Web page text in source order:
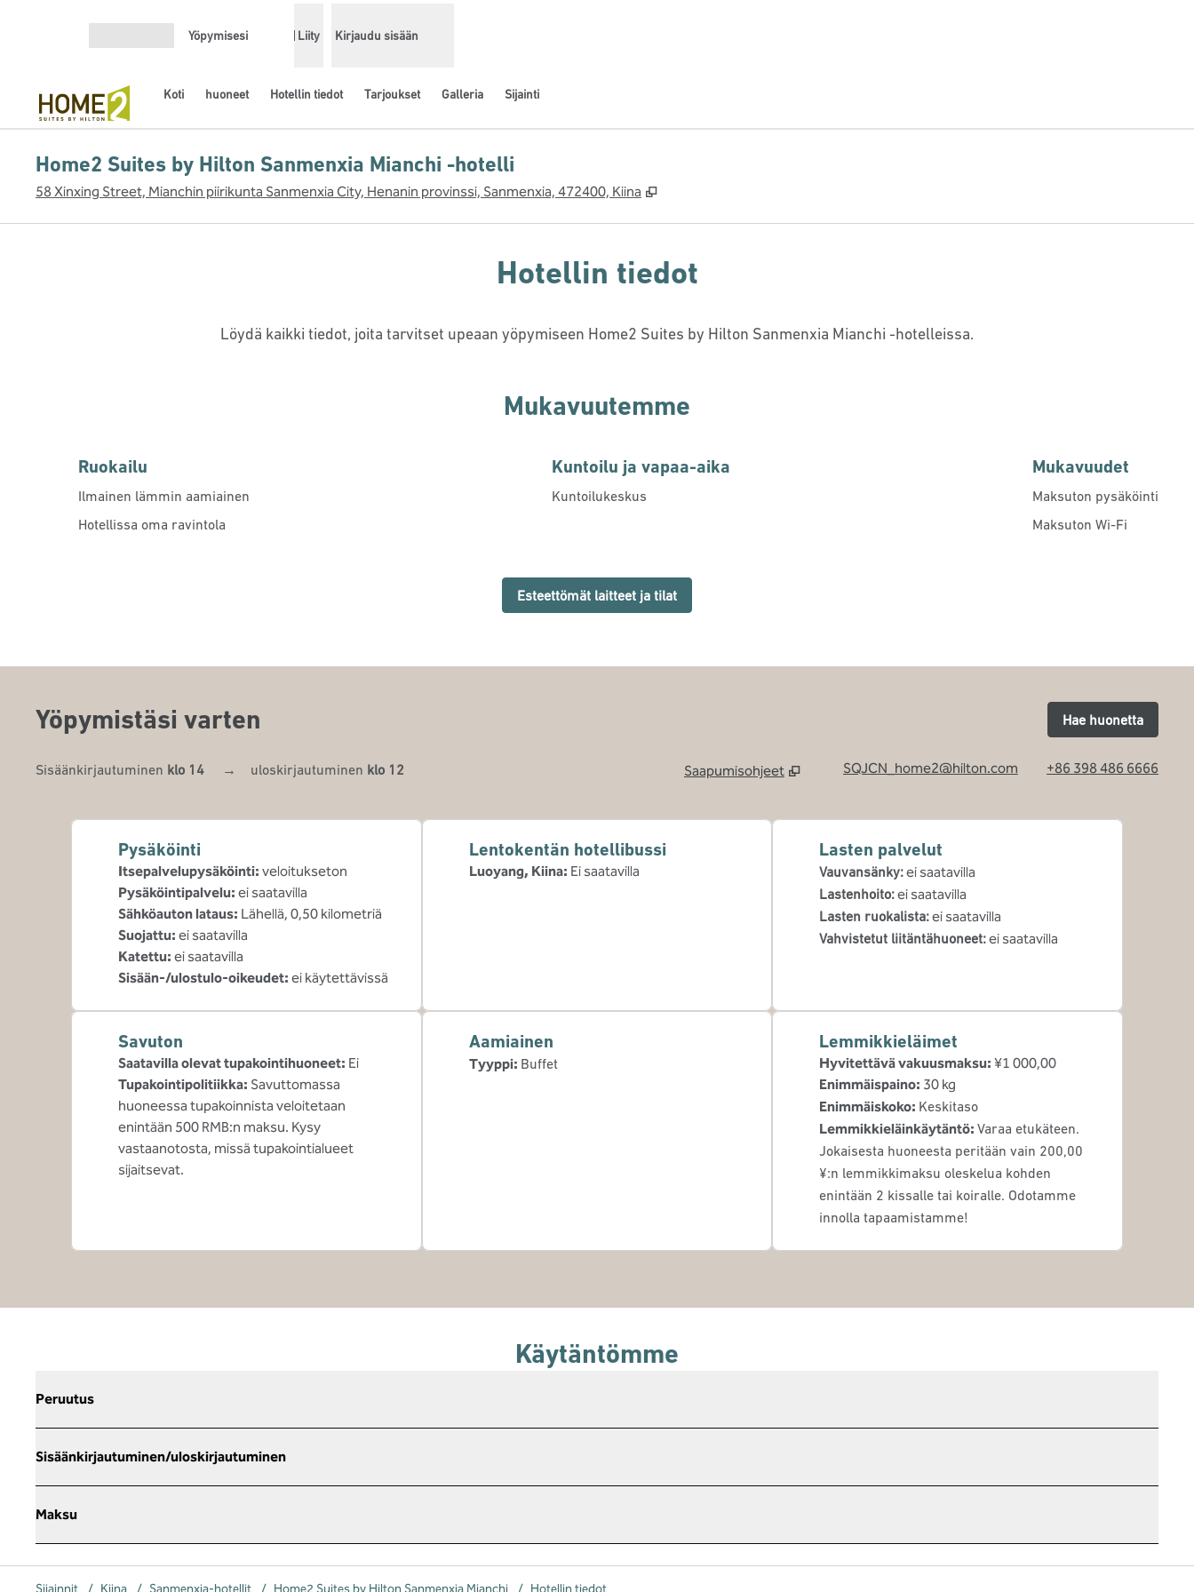
Yöpymisesi Liity Kirjaudu sisään
Koti huoneet Hotellin tiedot Tarjoukset Galleria Sijainti
Home2 Suites by Hilton Sanmenxia Mianchi -hotelli
58 Xinxing Street, Mianchin piirikunta Sanmenxia City, Henanin provinssi, Sanmenxia, 472400, Kiina ,
Hotellin tiedot
Löydä kaikki tiedot, joita tarvitset upeaan yöpymiseen Home2 Suites by Hilton Sanmenxia Mianchi -hotelleissa.
Mukavuutemme
Ruokailu
Ilmainen lämmin aamiainen
Hotellissa oma ravintola
Kuntoilu ja vapaa-aika
Kuntoilukeskus
Mukavuudet
Maksuton pysäköinti
Maksuton Wi-Fi
Esteettömät laitteet ja tilat
Yöpymistäsi varten Hae huonetta
Sisäänkirjautuminen klo 14 → uloskirjautuminen klo 12
Saapumisohjeet
SQJCN_home2@hilton.com +86 398 486 6666
Pysäköinti
Itsepalvelupysäköinti: veloitukseton
Pysäköintipalvelu: ei saatavilla
Sähköauton lataus: Lähellä, 0,50 kilometriä
Suojattu: ei saatavilla
Katettu: ei saatavilla
Sisään-/ulostulo-oikeudet: ei käytettävissä
Lentokentän hotellibussi
Luoyang, Kiina: Ei saatavilla
Lasten palvelut
Vauvansänky:ei saatavilla
Lastenhoito:ei saatavilla
Lasten ruokalista:ei saatavilla
Vahvistetut liitäntähuoneet:ei saatavilla
Savuton
Saatavilla olevat tupakointihuoneet: Ei
Tupakointipolitiikka: Savuttomassa
huoneessa tupakoinnista veloitetaan
enintään 500 RMB:n maksu. Kysy
vastaanotosta, missä tupakointialueet
sijaitsevat.
Aamiainen
Tyyppi: Buffet
Lemmikkieläimet
Hyvitettävä vakuusmaksu: ¥1 000,00
Enimmäispaino: 30 kg
Enimmäiskoko: Keskitaso
Lemmikkieläinkäytäntö: Varaa etukäteen.
Jokaisesta huoneesta peritään vain 200,00
¥:n lemmikkimaksu oleskelua kohden
enintään 2 kissalle tai koiralle. Odotamme
innolla tapaamistamme!
Käytäntömme
Peruutus
Sisäänkirjautuminen/uloskirjautuminen
Maksu
Sijainnit / Kiina / Sanmenxia-hotellit / Home2 Suites by Hilton Sanmenxia Mianchi / Hotellin tiedot